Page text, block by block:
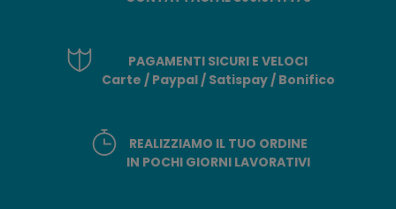
PAGAMENTI SICURI E VELOCI
Carte / Paypal / Satispay / Bonifico
REALIZZIAMO IL TUO ORDINE
IN POCHI GIORNI LAVORATIVI